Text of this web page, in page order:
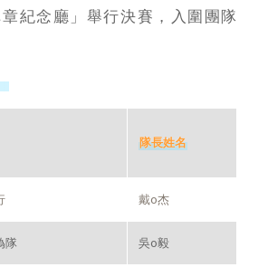
紀念廳」舉行決賽，入圍團隊
隊長姓名
戴o杰
隊 吳o毅